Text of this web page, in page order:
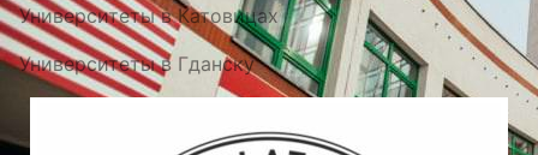
Университеты в Катовицах
Университеты в Гданску